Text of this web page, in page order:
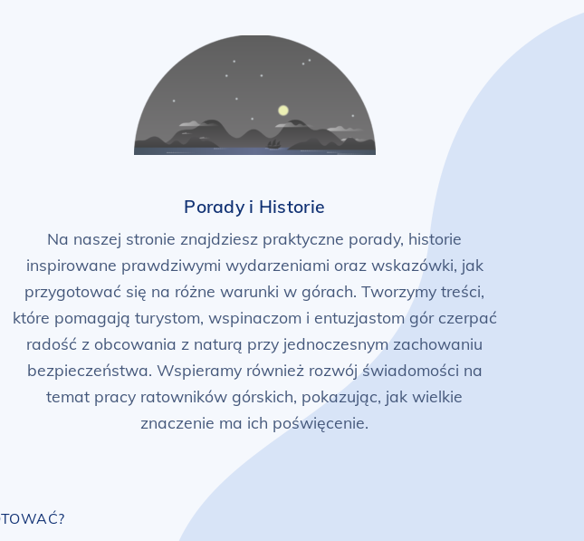
Porady i Historie
Na naszej stronie znajdziesz praktyczne porady, historie
inspirowane prawdziwymi wydarzeniami oraz wskazówki, jak
przygotować się na różne warunki w górach. Tworzymy treści,
które pomagają turystom, wspinaczom i entuzjastom gór czerpać
radość z obcowania z naturą przy jednoczesnym zachowaniu
bezpieczeństwa. Wspieramy również rozwój świadomości na
temat pracy ratowników górskich, pokazując, jak wielkie
znaczenie ma ich poświęcenie.